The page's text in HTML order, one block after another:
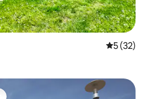
5 (32)